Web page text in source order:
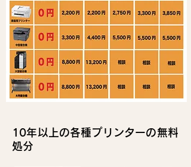
10年以上の各種プリンターの無料
処分